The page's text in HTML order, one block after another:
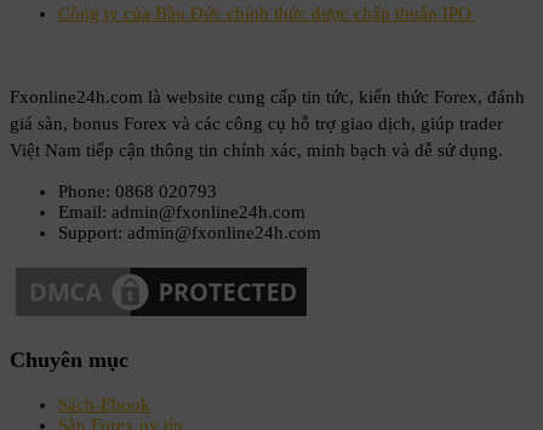
Công ty của Bầu Đức chính thức được chấp thuận IPO
Fxonline24h.com là website cung cấp tin tức, kiến thức Forex, đánh
giá sàn, bonus Forex và các công cụ hỗ trợ giao dịch, giúp trader
Việt Nam tiếp cận thông tin chính xác, minh bạch và dễ sử dụng.
Phone: 0868 020793
Email: admin@fxonline24h.com
Support: admin@fxonline24h.com
Chuyên mục
Sách-Ebook
Sàn Forex uy tín